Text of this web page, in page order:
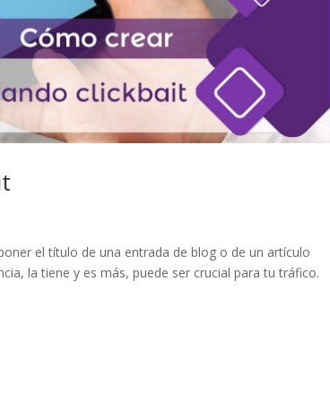
el título de una entrada de blog o de un artículo
la tiene y es más, puede ser crucial para tu tráfico.